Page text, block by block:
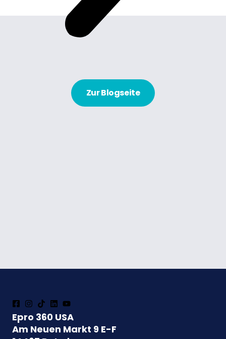
Zur Blogseite
Epro 360 USA
Am Neuen Markt 9 E-F